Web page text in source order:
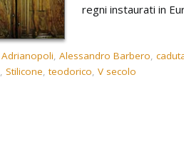
regni instaurati in
Adrianopoli, Alessandro Barbero,
, Stilicone, teodorico, V secolo